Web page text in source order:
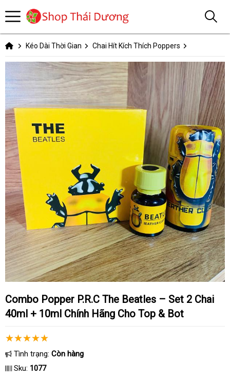
Kéo Dài Thời Gian Chai Hít Kích Thích Poppers
Combo Popper P.R.C The Beatles – Set 2 Chai
40ml + 10ml Chính Hãng Cho Top & Bot
Tình trạng: Còn hàng
Sku: 1077